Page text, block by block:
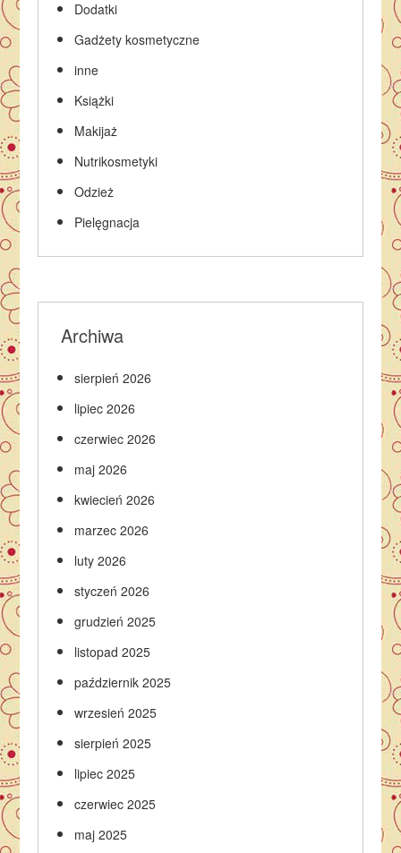
Dodatki
Gadżety kosmetyczne
inne
Książki
Makijaż
Nutrikosmetyki
Odzież
Pielęgnacja
Archiwa
sierpień 2026
lipiec 2026
czerwiec 2026
maj 2026
kwiecień 2026
marzec 2026
luty 2026
styczeń 2026
grudzień 2025
listopad 2025
październik 2025
wrzesień 2025
sierpień 2025
lipiec 2025
czerwiec 2025
maj 2025